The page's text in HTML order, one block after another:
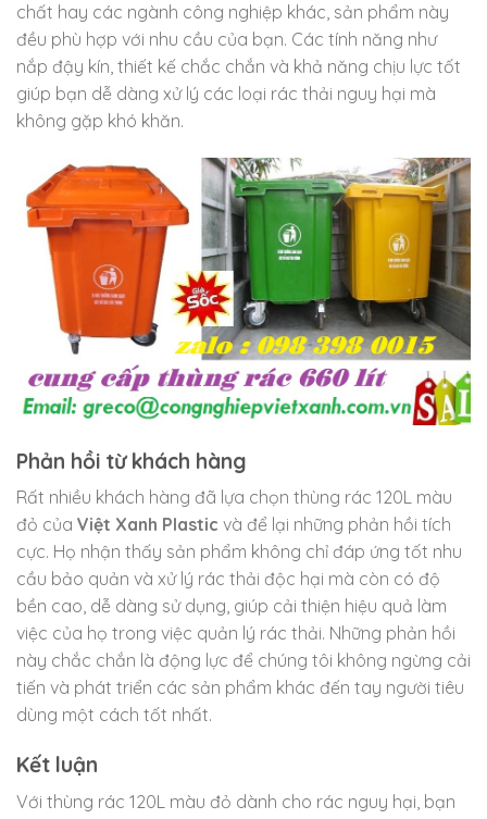
chất hay các ngành công nghiệp khác, sản phẩm này
đều phù hợp với nhu cầu của bạn. Các tính năng như
nắp đậy kín, thiết kế chắc chắn và khả năng chịu lực tốt
giúp bạn dễ dàng xử lý các loại rác thải nguy hại mà
không gặp khó khăn.
Phản hồi từ khách hàng
Rất nhiều khách hàng đã lựa chọn thùng rác 120L màu
đỏ của Việt Xanh Plastic và để lại những phản hồi tích
cực. Họ nhận thấy sản phẩm không chỉ đáp ứng tốt nhu
cầu bảo quản và xử lý rác thải độc hại mà còn có độ
bền cao, dễ dàng sử dụng, giúp cải thiện hiệu quả làm
việc của họ trong việc quản lý rác thải. Những phản hồi
này chắc chắn là động lực để chúng tôi không ngừng cải
tiến và phát triển các sản phẩm khác đến tay người tiêu
dùng một cách tốt nhất.
Kết luận
Với thùng rác 120L màu đỏ dành cho rác nguy hại, bạn